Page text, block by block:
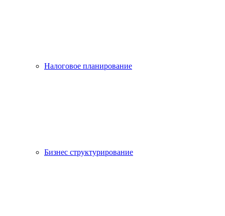
Налоговое планирование
Бизнес структурирование